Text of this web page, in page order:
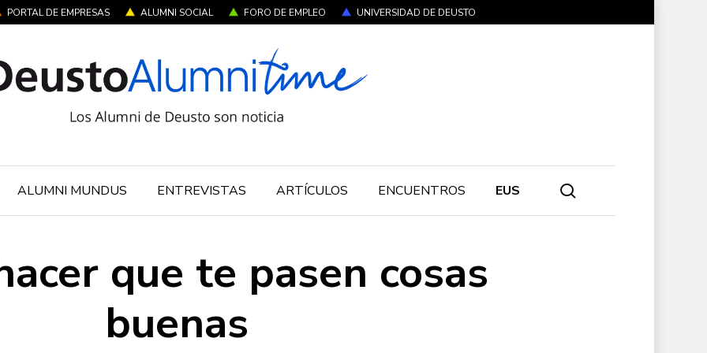
PORTAL DE EMPRESAS ALUMNI SOCIAL FORO DE EMPLEO UNIVERSIDAD DE DEUSTO
ALUMNI MUNDUS ENTREVISTAS ARTÍCULOS ENCUENTROS EUS
que te pasen cosas
buenas